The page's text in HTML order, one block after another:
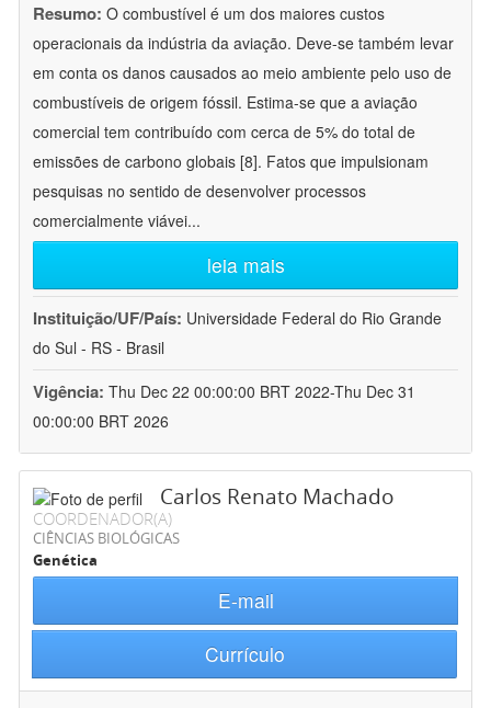
Resumo: O combustível é um dos maiores custos
operacionais da indústria da aviação. Deve-se também levar
em conta os danos causados ao meio ambiente pelo uso de
combustíveis de origem fóssil. Estima-se que a aviação
comercial tem contribuído com cerca de 5% do total de
emissões de carbono globais [8]. Fatos que impulsionam
pesquisas no sentido de desenvolver processos
comercialmente viávei...
leia mais
Instituição/UF/País: Universidade Federal do Rio Grande
do Sul - RS - Brasil
Vigência: Thu Dec 22 00:00:00 BRT 2022-Thu Dec 31
00:00:00 BRT 2026
Carlos Renato Machado
COORDENADOR(A)
CIÊNCIAS BIOLÓGICAS
Genética
E-mail
Currículo